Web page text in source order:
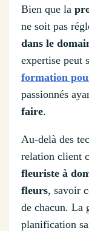
Bien que la
ne soit pas
dans le
expertise peut
formation
passionnés
faire.
Au-delà des
relation client
fleuriste à
fleurs, savoir
de chacun. La
planification